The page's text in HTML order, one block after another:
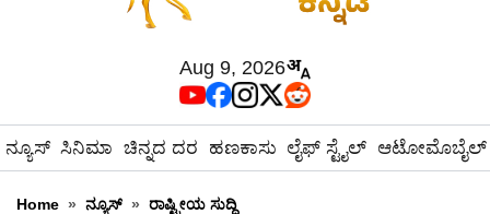
Aug 9, 2026
ನ್ಯೂಸ್ ಸಿನಿಮಾ ಚಿನ್ನದ ದರ ಹಣಕಾಸು ಲೈಫ್ ಸ್ಟೈಲ್ ಆಟೋಮೊಬೈಲ್
Home » ನ್ಯೂಸ್ » ರಾಷ್ಟ್ರೀಯ ಸುದ್ದಿ